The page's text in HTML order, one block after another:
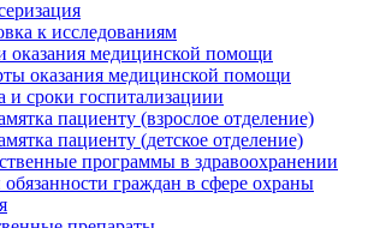
к исследованиям
оказания медицинской помощи
оказания медицинской помощи
и сроки госпитализациии
пациенту (взрослое отделение)
пациенту (детское отделение)
программы в здравоохранении
граждан в сфере охраны